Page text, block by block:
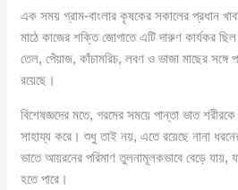
এক সময় গ্রাম-বাংলার কৃষকের সকালের প্রধান
মাঠে কাজের শক্তি জোগাতে এটি দারুণ কার্যকর
তেল, পেঁয়াজ, কাঁচামরিচ, লবণ ও ভাজা মাছের সঙ্গে
রয়েছে।
বিশেষজ্ঞদের মতে, গরমের সময়ে পান্তা ভাত শরীরকে
সাহায্য করে। শুধু তাই নয়, এতে রয়েছে নানা
ভাতে আয়রনের পরিমাণ তুলনামূলকভাবে বেড়ে
হতে পারে।